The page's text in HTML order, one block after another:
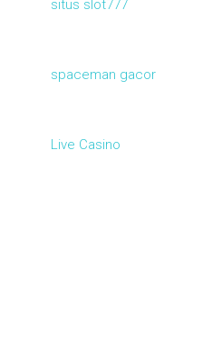
situs slot777
spaceman gacor
Live Casino